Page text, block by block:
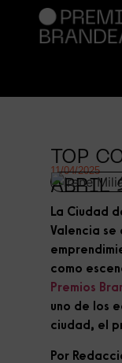
TOP
ABRIL
11/04/2025
La Ciudad
Valencia
como
Premios
uno de los
ciudad, el
Por